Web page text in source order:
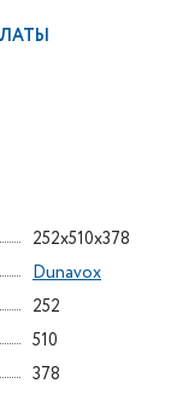
252x510x378
Dunavox
252
510
378